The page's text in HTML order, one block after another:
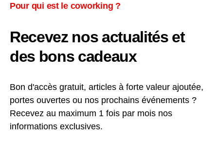
Pour qui est le coworking ?
Recevez nos actualités et
des bons cadeaux
Bon d'accès gratuit, articles à forte valeur ajoutée,
portes ouvertes ou nos prochains événements ?
Recevez au maximum 1 fois par mois nos
informations exclusives.